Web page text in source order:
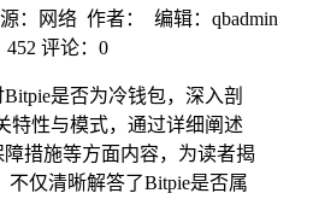
：网络 作者： 编辑：qbadmin
452 评论：0
是否为冷钱包，深入剖
特性与模式，通过详细阐述
措施等方面内容，为读者揭
不仅清晰解答了Bitpie是否属